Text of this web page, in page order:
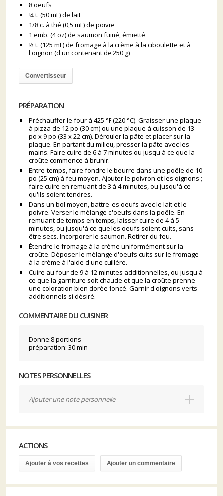
8 oeufs
¼ t. (50 mL) de lait
1/8 c. à thé (0,5 mL) de poivre
1 emb. (4 oz) de saumon fumé, émietté
½ t. (125 mL) de fromage à la crème à la ciboulette et à
l'oignon (d'un contenant de 250 g)
Convertisseur
PRÉPARATION
Préchauffer le four à 425 °F (220 °C). Graisser une plaque
à pizza de 12 po (30 cm) ou une plaque à cuisson de 13
po x 9 po (33 x 22 cm). Dérouler la pâte et placer sur la
plaque. En partant du milieu, presser la pâte avec les
mains. Faire cuire de 6 à 7 minutes ou jusqu'à ce que la
croûte commence à brunir.
Entre-temps, faire fondre le beurre dans une poêle de 10
po (25 cm) à feu moyen. Ajouter le poivron et les oignons ;
faire cuire en remuant de 3 à 4 minutes, ou jusqu'à ce
qu'ils soient tendres.
Dans un bol moyen, battre les oeufs avec le lait et le
poivre. Verser le mélange d'oeufs dans la poêle. En
remuant de temps en temps, laisser cuire de 4 à 5
minutes, ou jusqu'à ce que les oeufs soient cuits, sans
être secs. Incorporer le saumon. Retirer du feu.
Étendre le fromage à la crème uniformément sur la
croûte. Déposer le mélange d'oeufs cuits sur le fromage
à la crème à l'aide d'une cuillère.
Cuire au four de 9 à 12 minutes additionnelles, ou jusqu'à
ce que la garniture soit chaude et que la croûte prenne
une coloration bien dorée foncé. Garnir d'oignons verts
additionnels si désiré.
COMMENTAIRE DU CUISINER
Donne:8 portions
préparation: 30 min
NOTES PERSONNELLES
Ajouter une note personnelle
ACTIONS
Ajouter à vos recettes Ajouter un commentaire